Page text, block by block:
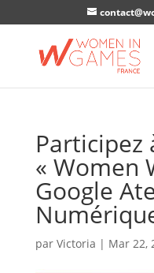
Participez
« Women
Google
par Victoria | Mar 22,